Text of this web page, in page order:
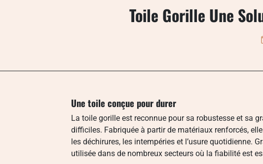
Toile Gorille Une
Une toile conçue pour durer
La toile gorille est reconnue pour sa robustesse et sa
difficiles. Fabriquée à partir de matériaux renforcés,
les déchirures, les intempéries et l’usure quotidienne.
utilisée dans de nombreux secteurs où la fiabilité est